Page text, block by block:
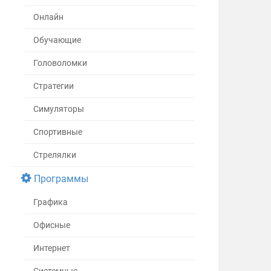
Онлайн
Обучающие
Головоломки
Стратегии
Симуляторы
Спортивные
Стрелялки
Программы
Графика
Офисные
Интернет